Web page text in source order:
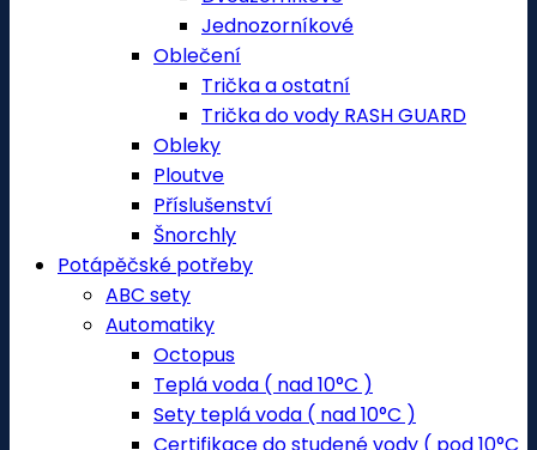
Jednozorníkové
Oblečení
Trička a ostatní
Trička do vody RASH GUARD
Obleky
Ploutve
Příslušenství
Šnorchly
Potápěčské potřeby
ABC sety
Automatiky
Octopus
Teplá voda ( nad 10°C )
Sety teplá voda ( nad 10°C )
Certifikace do studené vody ( pod 10°C